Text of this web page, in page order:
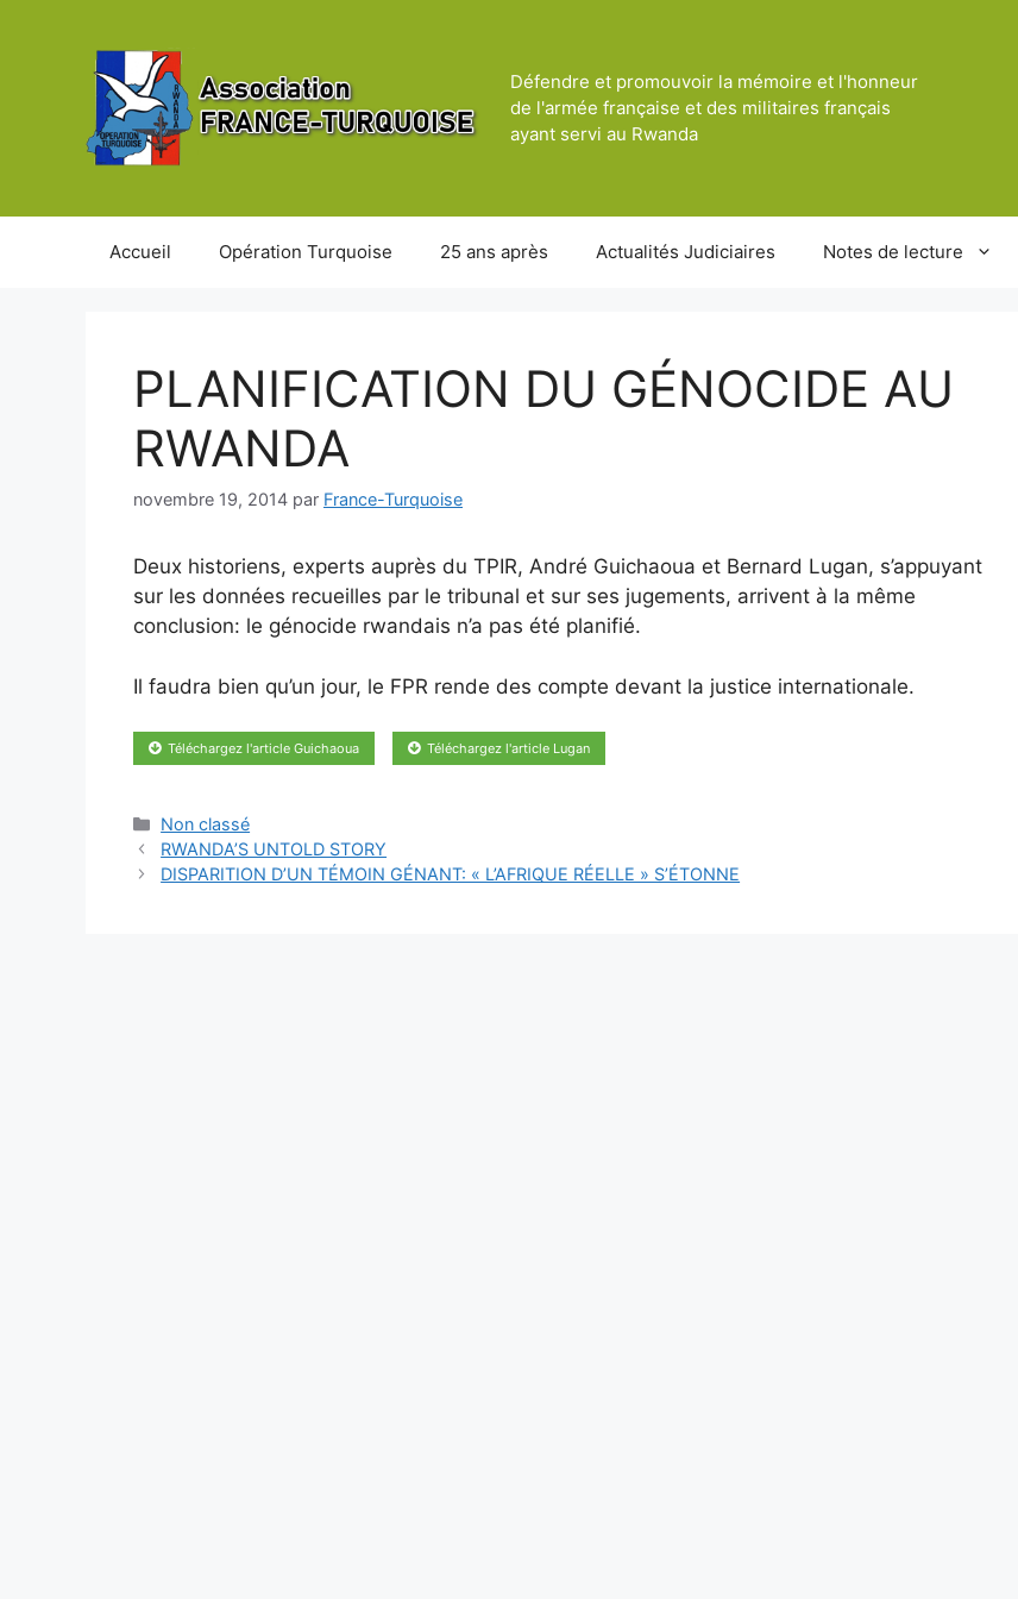
Défendre et promouvoir la mémoire et l'honneur
de l'armée française et des militaires français
ayant servi au Rwanda
Accueil Opération Turquoise 25 ans après Actualités Judiciaires Notes de lecture
PLANIFICATION DU GÉNOCIDE AU
RWANDA
novembre 19, 2014 par France-Turquoise
Deux historiens, experts auprès du TPIR, André Guichaoua et Bernard Lugan, s’appuyant
sur les données recueilles par le tribunal et sur ses jugements, arrivent à la même
conclusion: le génocide rwandais n’a pas été planifié.
Il faudra bien qu’un jour, le FPR rende des compte devant la justice internationale.
Téléchargez l'article Guichaoua Téléchargez l'article Lugan
Catégories
Non classé
RWANDA’S UNTOLD STORY
DISPARITION D’UN TÉMOIN GÉNANT: « L’AFRIQUE RÉELLE » S’ÉTONNE